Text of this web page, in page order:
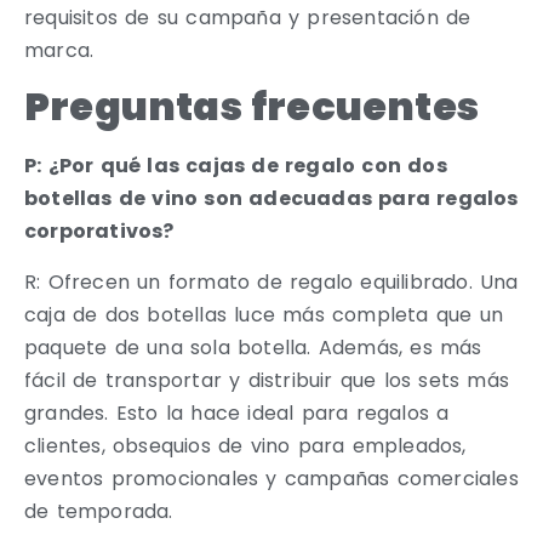
requisitos de su campaña y presentación de
marca.
Preguntas frecuentes
P: ¿Por qué las cajas de regalo con dos
botellas de vino son adecuadas para regalos
corporativos?
R: Ofrecen un formato de regalo equilibrado. Una
caja de dos botellas luce más completa que un
paquete de una sola botella. Además, es más
fácil de transportar y distribuir que los sets más
grandes. Esto la hace ideal para regalos a
clientes, obsequios de vino para empleados,
eventos promocionales y campañas comerciales
de temporada.